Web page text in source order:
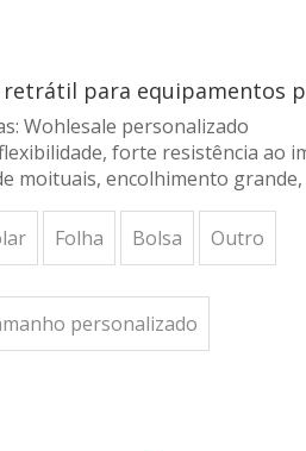
retrátil para equipamentos
Wohlesale personalizado
forte resistência ao
moituais, encolhimento grande,
Folha Bolsa Outro
personalizado